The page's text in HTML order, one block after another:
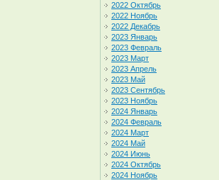
2022 Октябрь
2022 Ноябрь
2022 Декабрь
2023 Январь
2023 Февраль
2023 Март
2023 Апрель
2023 Май
2023 Сентябрь
2023 Ноябрь
2024 Январь
2024 Февраль
2024 Март
2024 Май
2024 Июнь
2024 Октябрь
2024 Ноябрь